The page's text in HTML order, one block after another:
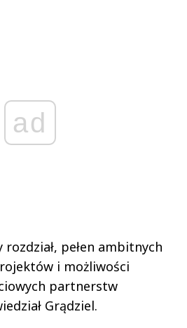
ad
rozdział, pełen ambitnych
i możliwości
partnerstw
Grądziel.